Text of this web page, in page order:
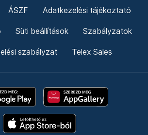
ÁSZF Adatkezelési tájékoztató
Süti beállítások Szabályzatok
szabályzat Telex Sales